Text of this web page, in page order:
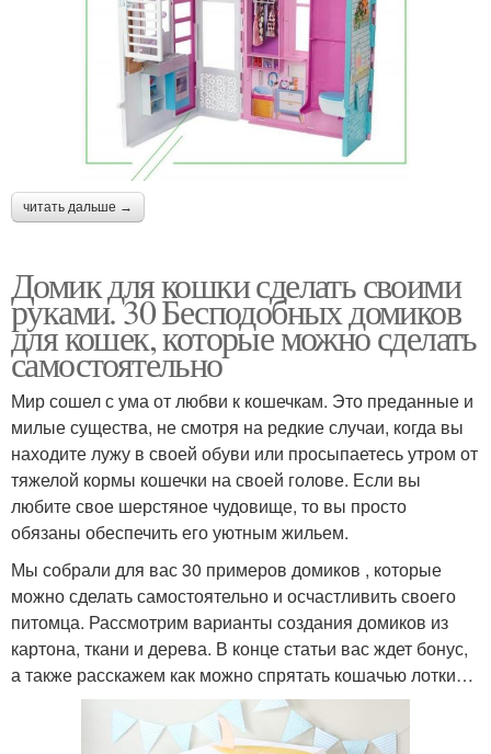
читать дальше →
Домик для кошки сделать своими
руками. 30 Бесподобных домиков
для кошек, которые можно сделать
самостоятельно
Мир сошел с ума от любви к кошечкам. Это преданные и
милые существа, не смотря на редкие случаи, когда вы
находите лужу в своей обуви или просыпаетесь утром от
тяжелой кормы кошечки на своей голове. Если вы
любите свое шерстяное чудовище, то вы просто
обязаны обеспечить его уютным жильем.
Мы собрали для вас 30 примеров домиков , которые
можно сделать самостоятельно и осчастливить своего
питомца. Рассмотрим варианты создания домиков из
картона, ткани и дерева. В конце статьи вас ждет бонус,
а также расскажем как можно спрятать кошачью лотки…